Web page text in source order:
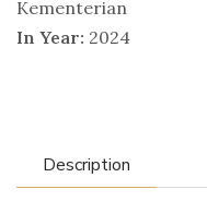
Kementerian
In Year: 2024
Description